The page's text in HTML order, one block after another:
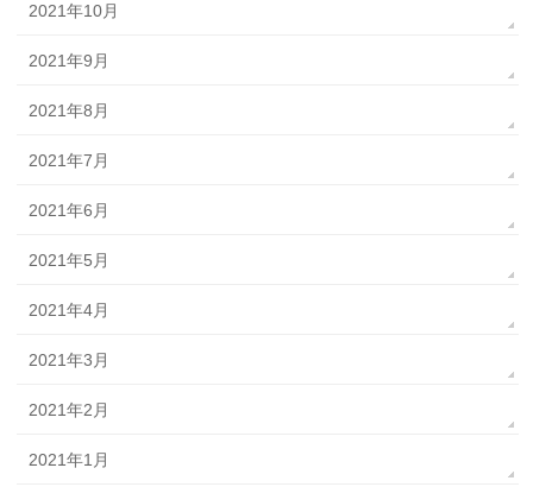
2021年10月
2021年9月
2021年8月
2021年7月
2021年6月
2021年5月
2021年4月
2021年3月
2021年2月
2021年1月